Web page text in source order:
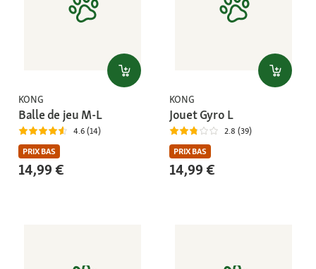
KONG
Balle de jeu M-L
4.6 (14)
PRIX BAS
14,99 €
KONG
Jouet Gyro L
2.8 (39)
PRIX BAS
14,99 €